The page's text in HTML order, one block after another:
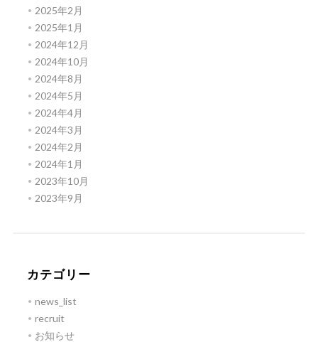
2025年2月
2025年1月
2024年12月
2024年10月
2024年8月
2024年5月
2024年4月
2024年3月
2024年2月
2024年1月
2023年10月
2023年9月
カテゴリー
news_list
recruit
お知らせ